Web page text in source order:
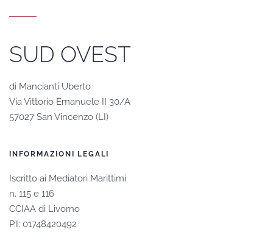
SUD OVEST
di Mancianti Uberto
Via Vittorio Emanuele II 30/A
57027 San Vincenzo (LI)
INFORMAZIONI LEGALI
Iscritto ai Mediatori Marittimi
n. 115 e 116
CCIAA di Livorno
P.I: 01748420492